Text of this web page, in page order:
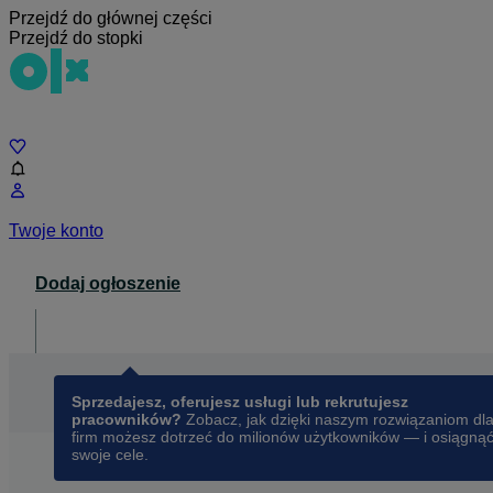
Przejdź do głównej części
Przejdź do stopki
Twoje konto
Dodaj ogłoszenie
Sprzedajesz, oferujesz usługi lub rekrutujesz
pracowników? Zobacz, jak dzięki naszym rozwiązaniom dla
firm możesz dotrzeć do milionów użytkowników — i osiągnąć
swoje cele.